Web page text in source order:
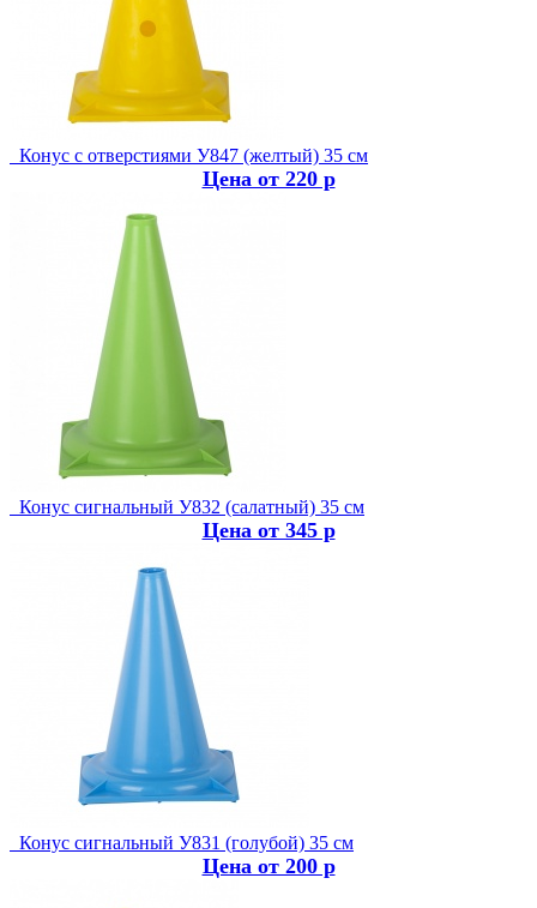
Конус с отверстиями У847 (желтый) 35 см
Цена от 220 р
Конус сигнальный У832 (салатный) 35 см
Цена от 345 р
Конус сигнальный У831 (голубой) 35 см
Цена от 200 р